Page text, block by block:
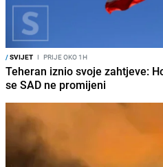
/SVIJET I PRIJE OKO 1H
Teheran iznio svoje zahtjeve:
se SAD ne promijeni